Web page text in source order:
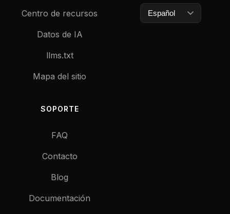
Centro de recursos
Datos de IA
llms.txt
Mapa del sitio
SOPORTE
FAQ
Contacto
Blog
Documentación